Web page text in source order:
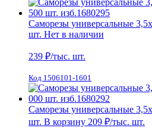
Саморезы универсальные
шт. Нет в наличии
239 ₽/тыс. шт.
Код 1506101-1601
Саморезы универсальные
шт. В корзину 209 ₽/тыс. шт.